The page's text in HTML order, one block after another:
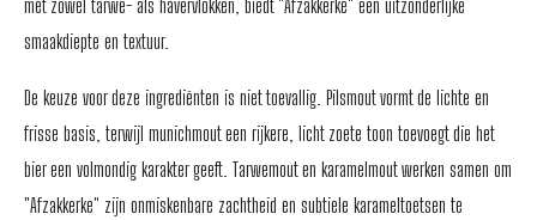
met zowel tarwe- als havervlokken, biedt "Afzakkerke" een uitzonderlijke
smaakdiepte en textuur.
De keuze voor deze ingrediënten is niet toevallig. Pilsmout vormt de lichte en
frisse basis, terwijl munichmout een rijkere, licht zoete toon toevoegt die het
bier een volmondig karakter geeft. Tarwemout en karamelmout werken samen om
"Afzakkerke" zijn onmiskenbare zachtheid en subtiele karameltoetsen te